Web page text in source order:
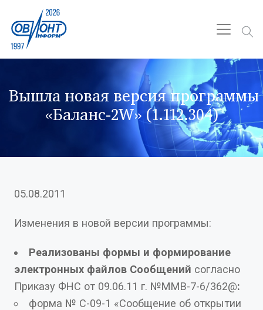
Вышла новая версия программы
«Баланс-2W» (1.112.304)
05.08.2011
Изменения в новой версии программы:
Реализованы формы и формирование
электронных файлов Сообщений согласно
Приказу ФНС от 09.06.11 г. №ММВ-7-6/362@:
форма № С-09-1 «Сообщение об открытии